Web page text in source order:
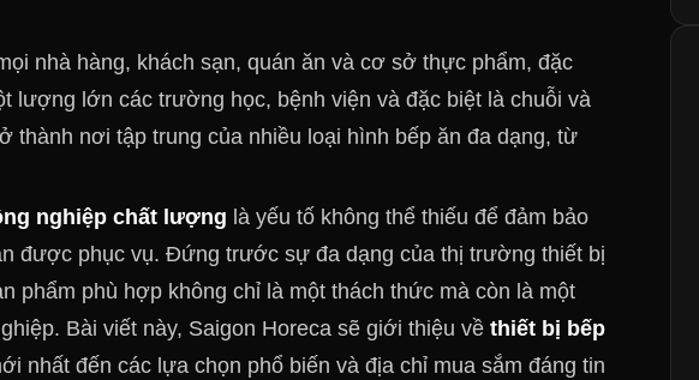
nhà hàng, khách sạn, quán ăn và cơ sở thực phẩm, đặc
lượng lớn các trường học, bệnh viện và đặc biệt là chuỗi và
thành nơi tập trung của nhiều loại hình bếp ăn đa dạng, từ
nghiệp chất lượng là yếu tố không thể thiếu để đảm bảo
được phục vụ. Đứng trước sự đa dạng của thị trường thiết bị
phẩm phù hợp không chỉ là một thách thức mà còn là một
Bài viết này, Saigon Horeca sẽ giới thiệu về thiết bị bếp
nhất đến các lựa chọn phổ biến và địa chỉ mua sắm đáng tin